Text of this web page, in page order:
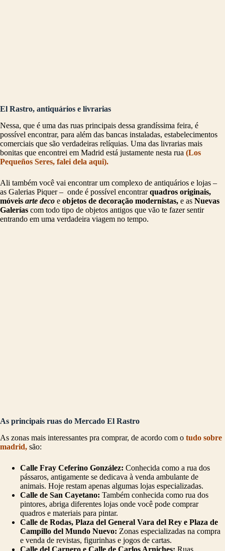
El Rastro, antiquários e livrarias
Nessa, que é uma das ruas principais dessa grandíssima feira, é
possível encontrar, para além das bancas instaladas, estabelecimentos
comerciais que são verdadeiras relíquias. Uma das livrarias mais
bonitas que encontrei em Madrid está justamente nesta rua (Los
Pequeños Seres, falei dela aqui).
Ali também você vai encontrar um complexo de antiquários e lojas –
as Galerias Piquer – onde é possível encontrarquadros originais,
móveis arte deco e objetos de decoração modernistas, e as Nuevas
Galerías com todo tipo de objetos antigos que vão te fazer sentir
entrando em uma verdadeira viagem no tempo.
As principais ruas do Mercado El Rastro
As zonas mais interessantes pra comprar, de acordo com o tudo sobre
madrid, são:
Calle Fray Ceferino González: Conhecida como a rua dos
pássaros, antigamente se dedicava à venda ambulante de
animais. Hoje restam apenas algumas lojas especializadas.
Calle de San Cayetano: Também conhecida como rua dos
pintores, abriga diferentes lojas onde você pode comprar
quadros e materiais para pintar.
Calle de Rodas, Plaza del General Vara del Rey e Plaza de
Campillo del Mundo Nuevo: Zonas especializadas na compra
e venda de revistas, figurinhas e jogos de cartas.
Calle del Carnero e Calle de Carlos Arniches: Ruas